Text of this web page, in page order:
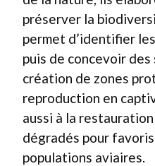
préserver la
permet d’identifier
puis de concevoir
création de zones
reproduction en
aussi à la
dégradés pour
populations aviaires.